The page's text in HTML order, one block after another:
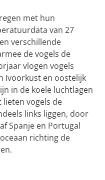
met hun
van 27
verschillende
de vogels de
vlogen vogels
Ivoorkust en oostelijk
in de koele luchtlagen
vogels de
links liggen, door
Spanje en Portugal
richting de